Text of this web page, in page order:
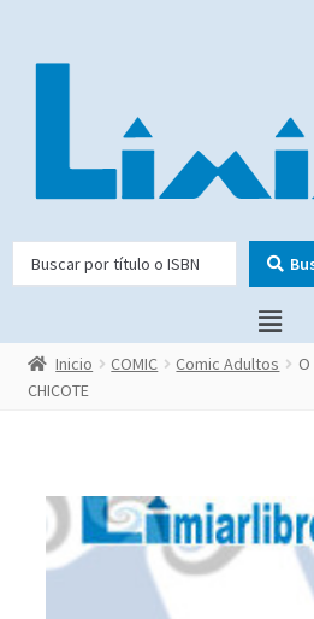
Inicio COMIC Comic Adultos
O
CHICOTE